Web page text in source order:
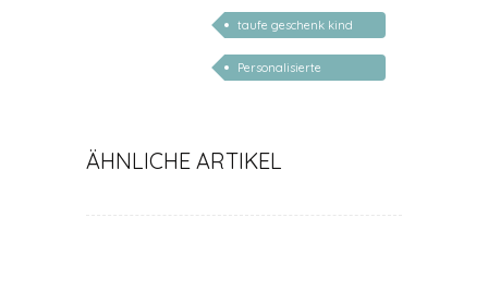
Geschenke zur Geburt
taufe geschenk kind
personalisiert
Personalisierte
ÄHNLICHE ARTIKEL